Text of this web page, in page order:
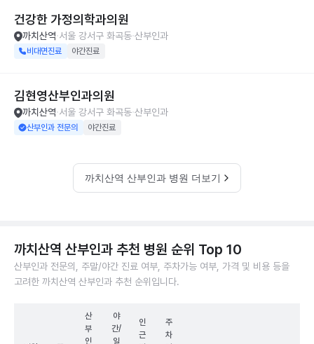
건강한 가정의학과의원
까치산역 서울 강서구 화곡동 산부인과
비대면진료 야간진료
김현영산부인과의원
까치산역 서울 강서구 화곡동 산부인과
산부인과 전문의 야간진료
까치산역 산부인과 병원 더보기
까치산역 산부인과 추천 병원 순위 Top 10
산부인과 전문의, 주말/야간 진료 여부, 주차가능 여부, 가격 및 비용 등을
고려한 까치산역 산부인과 추천 순위입니다.
산
부
인
야
간/
일
인
근
주
차